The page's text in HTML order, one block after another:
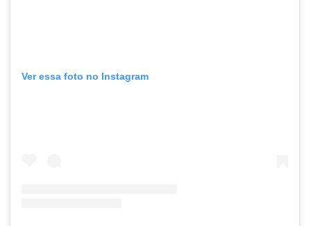
Ver essa foto no Instagram